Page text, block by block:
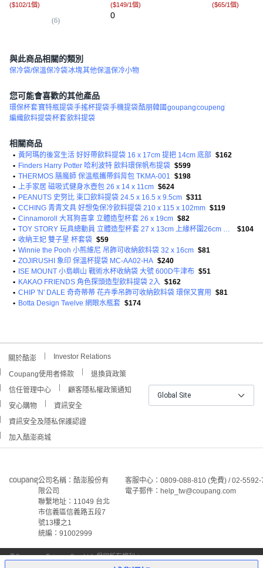
($102/1個)
(6)
($149/1個)
0
($65/1個)
與此商品相關的類別
保冷袋/保溫保冷袋冰塊其他保溫保冷小物
您可能會喜歡的其他產品
環保杯套寶特瓶提袋手搖杯提袋手機提袋酷朋韓國 goupangcoupeng
編織飲料提袋杯套飲料提袋
相關商品
• 黃阿瑪的後宮生活 好好帶飲料提袋 16 x 17cm 提把 14cm 底部 $162
• Finders Harry Potter 哈利波特 飲料環保帆布提袋 $599
• THERMOS 膳魔師 保溫瓶攜帶斜背包 TKMA-001 $198
• 上手家居 磁吸式健身水壺包 26 x 14 x 11cm $624
• PEANUTS 史努比 束口飲料提袋 24.5 x 16.5 x 9.5cm $311
• CCHING 青青文具 好想兔保冷飲料提袋 210 x 115 x 102mm $119
• Cinnamoroll 大耳狗喜拿 立體造型杯套 26 x 19cm $82
•
TOY STORY 玩具總動員 立體造型杯套 27 x 13cm 上緣杯圍26cm 提把長19cm
$104
• 收納王妃 雙子星 杯套袋 $59
• Winnie the Pooh 小熊維尼 吊飾可收納飲料袋 32 x 16cm $81
• ZOJIRUSHI 象印 保溫杯提袋 MC-AA02-HA $240
•
ISE MOUNT 小島嶼山 戰術水杯收納袋 大號 600D牛津布 $51
• KAKAO FRIENDS 角色探頭造型飲料提袋 2入 $162
• CHIP 'N' DALE 奇奇蒂蒂 花卉季吊飾可收納飲料袋 環保又實用
$81
• Botta Design Twelve 網眼水瓶套 $174
關於酷澎 Investor Relations
Coupang使用者條款
退換貨政策
信任管理中心
顧客隱私權政策通知
安心購物
資訊安全
資訊安全及隱私保護認證
加入酷澎商城
Global Site
公司名稱：酷澎股份有
限公司
聯繫地址：11049 台北
市信義區信義路五段7
號13樓之1
統編：91002999
客服中心：0809-088-810 (免費) / 02-
電子郵件：help_tw@coupang.com
©Coupang Taiwan Co., Ltd. 保留所有權利。